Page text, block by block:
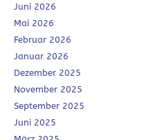
Juni 2026
Mai 2026
Februar 2026
Januar 2026
Dezember 2025
November 2025
September 2025
Juni 2025